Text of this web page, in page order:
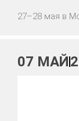
27–28 мая в
Яров,
07 МАЙ